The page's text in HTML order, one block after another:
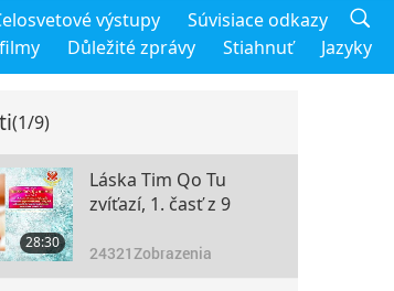
výstupy
Súvisiace odkazy
Důležité zprávy Stiahnuť Jazyky
(1/9)
28:30
Láska Tim Qo Tu
zvíťazí, 1. časť z 9
24321Zobrazenia